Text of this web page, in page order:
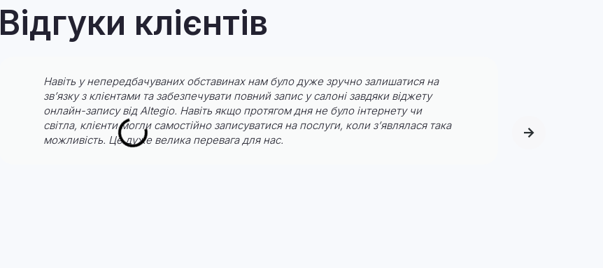
Відгуки клієнтів
Навіть у непередбачуваних обставинах нам було дуже зручно залишатися на
зв’язку з клієнтами та забезпечувати повний запис у салоні завдяки віджету
онлайн-запису від Altegio. Навіть якщо протягом дня не було інтернету чи
світла, клієнти могли самостійно записуватися на послуги, коли з’являлася така
можливість. Це дуже велика перевага для нас.